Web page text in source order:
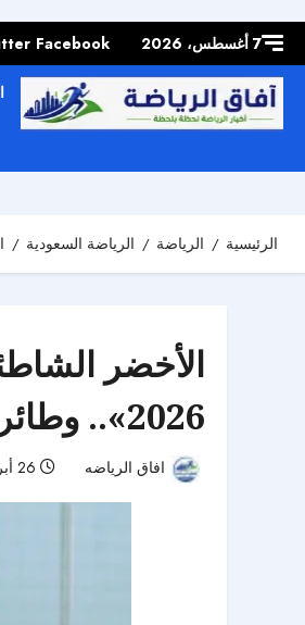
content7 أغسطس، 2026 Facebook
الرئيسية الرياضة الرياضة السعودية
الأخضر
2026».. وطائرة الشاطئية تغادر من دور الـ16
افاق الرياضه